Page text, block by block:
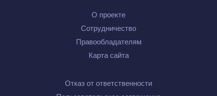
О проекте
Сотрудничество
Правообладателям
Карта сайта
Отказ от ответственности